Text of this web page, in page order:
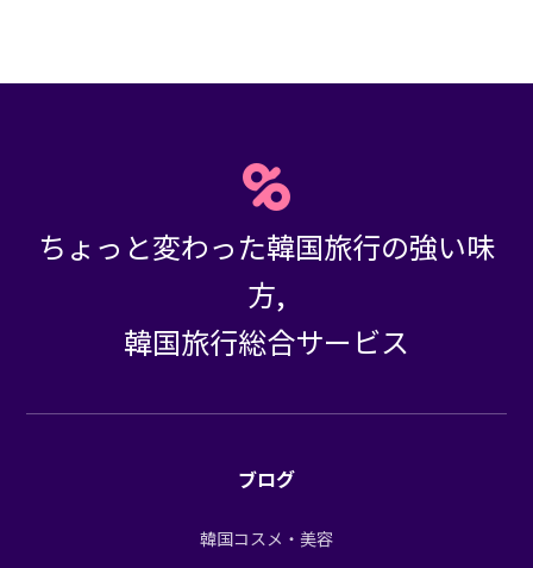
ちょっと変わった韓国旅行の強い味
方,
韓国旅行総合サービス
ブログ
韓国コスメ・美容